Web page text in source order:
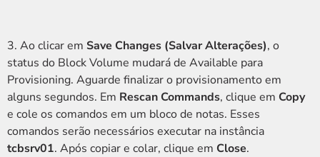
3. Ao clicar em Save Changes (Salvar Alterações), o
status do Block Volume mudará de Available para
Provisioning. Aguarde finalizar o provisionamento em
alguns segundos. Em Rescan Commands, clique em Copy
e cole os comandos em um bloco de notas. Esses
comandos serão necessários executar na instância
tcbsrv01. Após copiar e colar, clique em Close.